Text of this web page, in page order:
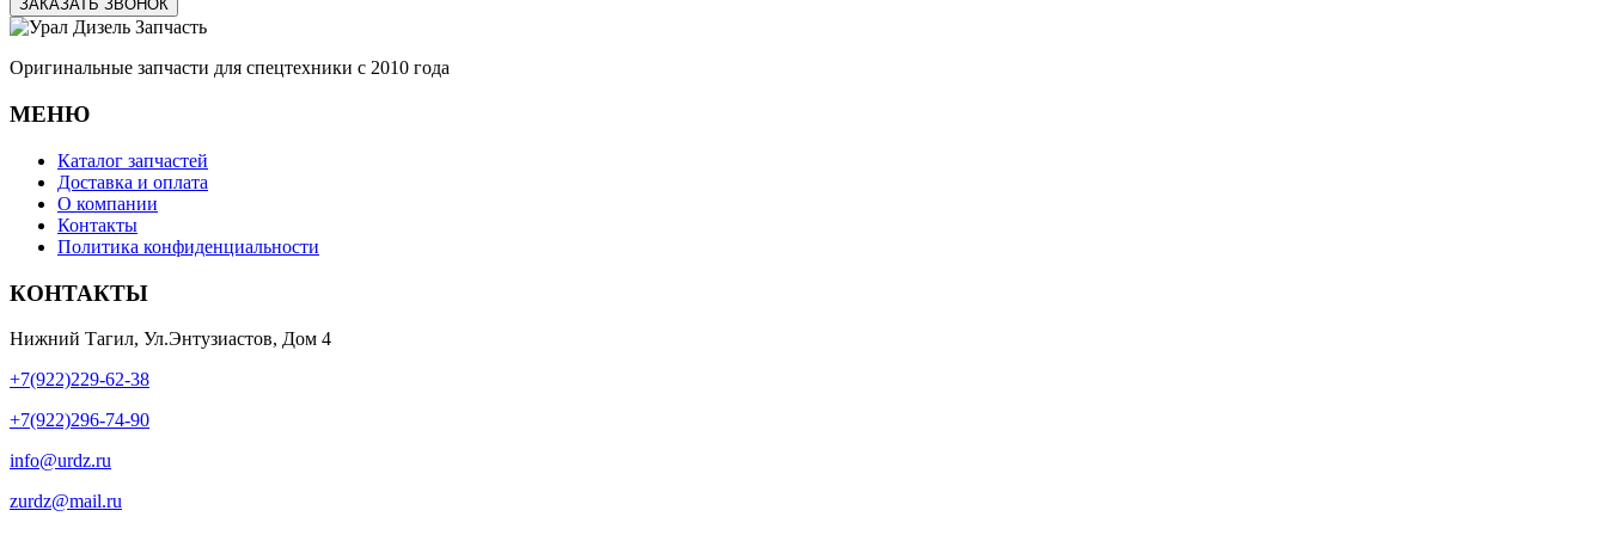
ЗАКАЗАТЬ ЗВОНОК
Оригинальные запчасти для спецтехники с 2010 года
МЕНЮ
Каталог запчастей
Доставка и оплата
О компании
Контакты
Политика конфиденциальности
КОНТАКТЫ
Нижний Тагил, Ул.Энтузиастов, Дом 4
+7(922)229-62-38
+7(922)296-74-90
info@urdz.ru
zurdz@mail.ru